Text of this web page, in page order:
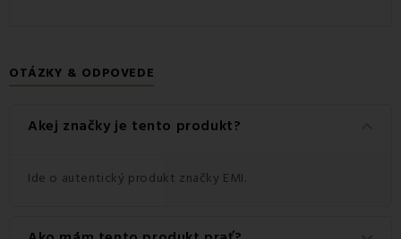
OTÁZKY & ODPOVEDE
Akej značky je tento produkt? keyboard_arrow_down
Ide o autentický produkt značky EMI.